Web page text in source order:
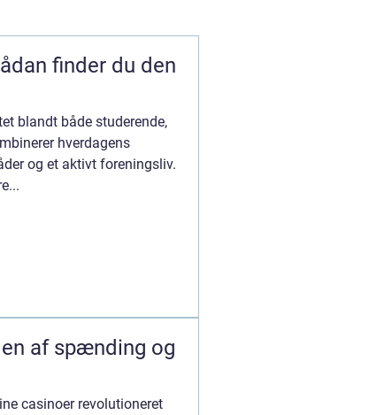
finder du den
blandt både studerende,
hverdagens
og et aktivt foreningsliv.
af spænding og
casinoer revolutioneret